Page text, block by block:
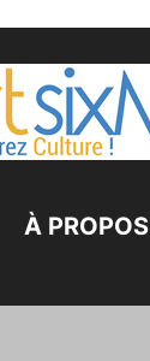
À PROPOS